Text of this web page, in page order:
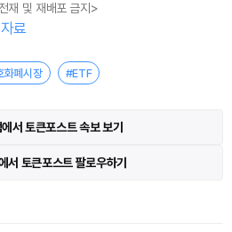
및 재배포 금지>
료
화폐시장 #ETF
서 토큰포스트 속보 보기
서 토큰포스트 팔로우하기